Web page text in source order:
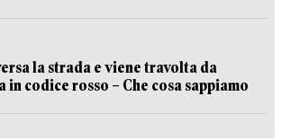
la strada e viene travolta da
in codice rosso – Che cosa sappiamo